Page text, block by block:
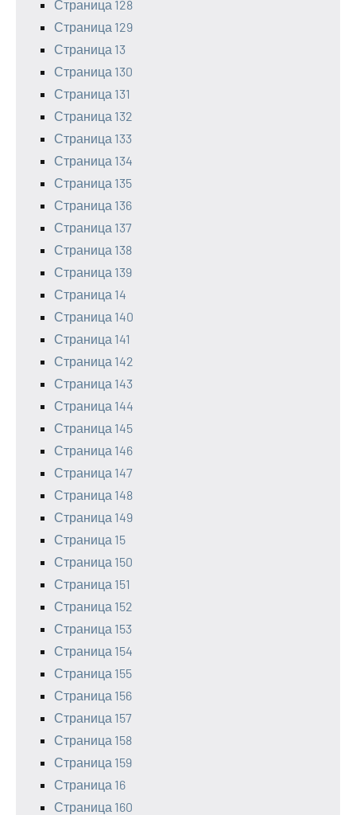
Страница 128
Страница 129
Страница 13
Страница 130
Страница 131
Страница 132
Страница 133
Страница 134
Страница 135
Страница 136
Страница 137
Страница 138
Страница 139
Страница 14
Страница 140
Страница 141
Страница 142
Страница 143
Страница 144
Страница 145
Страница 146
Страница 147
Страница 148
Страница 149
Страница 15
Страница 150
Страница 151
Страница 152
Страница 153
Страница 154
Страница 155
Страница 156
Страница 157
Страница 158
Страница 159
Страница 16
Страница 160